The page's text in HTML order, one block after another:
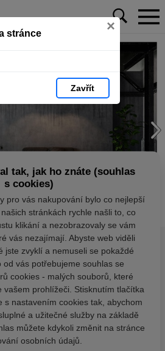
stránce ×
Zavřít
tak, jak ho znáte (souhlas
s cookies)
pro vás nakupování bylo co nejlepší
stránkách rychle našli to, co
klikání a nezobrazovaly se vám
vás nezajímají. Abyste web viděli
jste zvyklí a nemuseli se pokaždé
od vás potřebujeme souhlas se
cookies - malých souborů, které
vašem prohlížeči. Stisknutím tlačítka
s nastavením cookies tak, abychom
a užitečné služby na základě
můžete kdykoli změnit na stránce
osobních údajů.